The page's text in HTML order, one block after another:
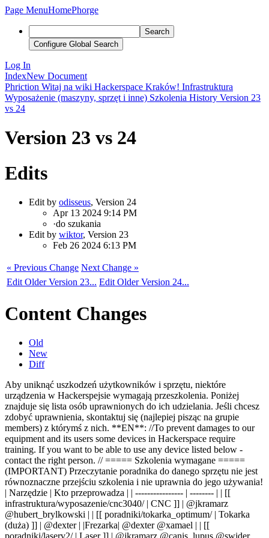
Page MenuHomePhorge
Search
Configure Global Search
Log In
IndexNew Document
Phriction Witaj na wiki Hackerspace Kraków! Infrastruktura
Wyposażenie (maszyny, sprzęt i inne) Szkolenia History Version 23
vs 24
Version 23 vs 24
Edits
Edit by odisseus, Version 24
Apr 13 2024 9:14 PM
·do szukania
Edit by wiktor, Version 23
Feb 26 2024 6:13 PM
« Previous Change Next Change »
Edit Older Version 23... Edit Older Version 24...
Content Changes
Old
New
Diff
Aby uniknąć uszkodzeń użytkowników i sprzętu, niektóre
urządzenia w Hackerspejsie wymagają przeszkolenia. Poniżej
znajduje się lista osób uprawnionych do ich udzielania. Jeśli chcesz
zdobyć uprawnienia, skontaktuj się (najlepiej pisząc na grupie
members) z którymś z nich. **EN**: //To prevent damages to our
equipment and its users some devices in Hackerspace require
training. If you want to be able to use any device listed below -
contact the right person. // ===== Szkolenia wymagane =====
(IMPORTANT) Przeczytanie poradnika do danego sprzętu nie jest
równoznaczne przejściu szkolenia i nie uprawnia do jego używania!
| Narzędzie | Kto przeprowadza | | ---------------- | -------- | | [[
infrastruktura/wyposazenie/cnc3040/ | CNC ]] | @jkramarz
@hubert_brylkowski | | [[ poradniki/tokarka_optimum/ | Tokarka
(duża) ]] | @dexter | |Frezarka| @dexter @xamael | | [[